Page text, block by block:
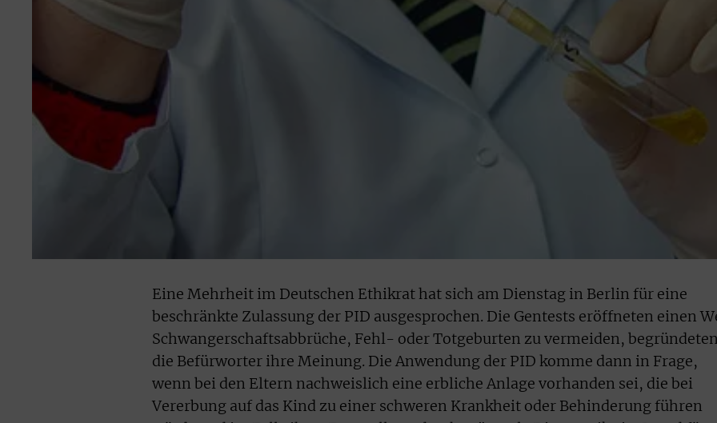
Eine Mehrheit im Deutschen Ethikrat hat sich am Dienstag in Berlin für eine
beschränkte Zulassung der PID ausgesprochen. Die Gentests eröffneten einen
Schwangerschaftsabbrüche, Fehl- oder Totgeburten zu vermeiden,
die Befürworter ihre Meinung. Die Anwendung der PID komme dann in Frage,
wenn bei den Eltern nachweislich eine erbliche Anlage vorhanden sei, die bei
Vererbung auf das Kind zu einer schweren Krankheit oder Behinderung führen